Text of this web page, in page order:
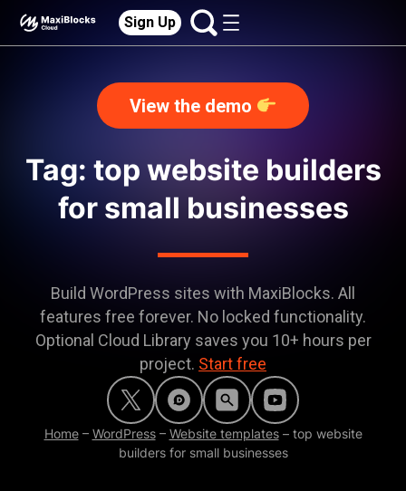
Sign Up
View the demo
Tag: top website builders
for small businesses
Build WordPress sites with MaxiBlocks. All
features free forever. No locked functionality.
Optional Cloud Library saves you 10+ hours per
project. Start free
Home– WordPress– Website templates– top website
builders for small businesses